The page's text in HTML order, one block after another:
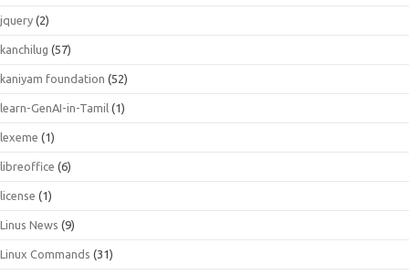
jquery (2)
kanchilug (57)
kaniyam foundation (52)
learn-GenAI-in-Tamil (1)
lexeme (1)
libreoffice (6)
license (1)
Linus News (9)
Linux Commands (31)